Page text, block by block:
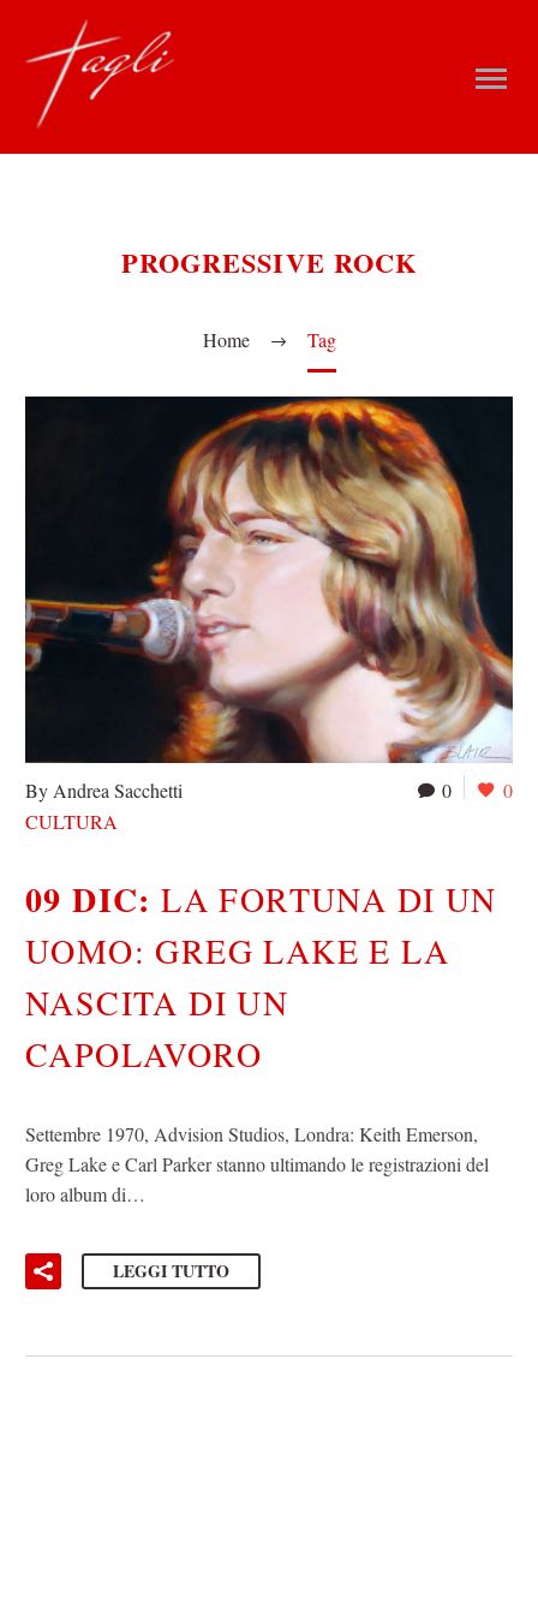
PROGRESSIVE ROCK
Home Tag
0 0
By Andrea Sacchetti
CULTURA
09 DIC:LA FORTUNA DI UN
UOMO: GREG LAKE E LA
NASCITA DI UN
CAPOLAVORO
Settembre 1970, Advision Studios, Londra: Keith Emerson,
Greg Lake e Carl Parker stanno ultimando le registrazioni del
loro album di…
LEGGI TUTTO